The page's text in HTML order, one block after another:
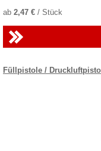
ab 2,47 € / Stück
Füllpistole /